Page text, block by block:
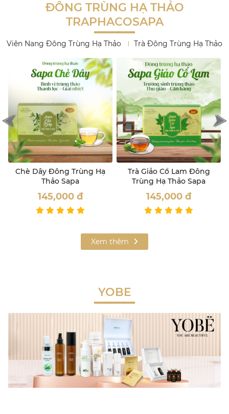
ĐÔNG TRÙNG HẠ THẢO
TRAPHACOSAPA
Viên Nang Đông Trùng Hạ Thảo Trà Đông Trùng Hạ Thảo
Trà Giảo Cổ Lam Đông
Trùng Hạ Thảo Sapa
145,000 đ
Đông Trùng Hạ Thảo Định
Áp Trà
145,000 đ
Xem thêm
YOBE